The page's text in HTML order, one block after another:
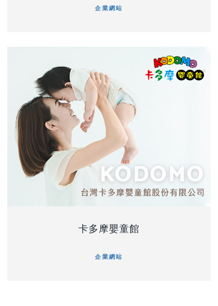
企業網站
卡多摩嬰童館
企業網站